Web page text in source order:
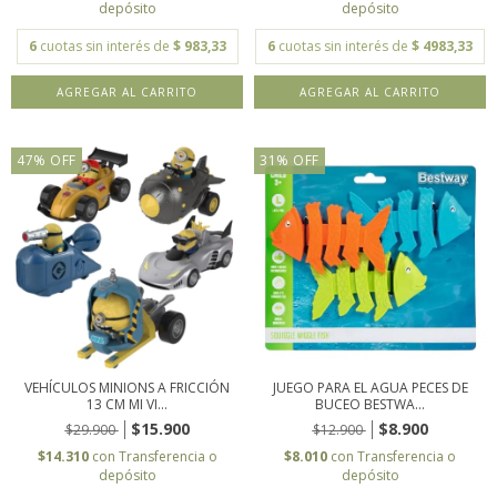
depósito
6 cuotas sin interés de $ 983,33
depósito
6 cuotas sin interés de $ 4983,33
47% OFF
VEHÍCULOS MINIONS A FRICCIÓN
13 CM MI VI...
$29.900
$15.900
$14.310 con Transferencia o
depósito
31 % OFF
JUEGO PARA EL AGUA PECES DE
BUCEO BESTWA...
$12.900
$8.900
$8.010 con Transferencia o
depósito